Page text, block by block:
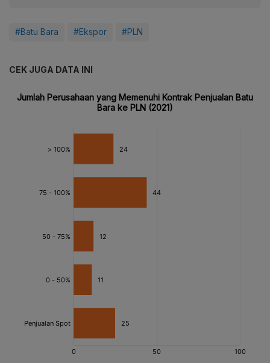
#Batu Bara #Ekspor #PLN
CEK JUGA DATA INI